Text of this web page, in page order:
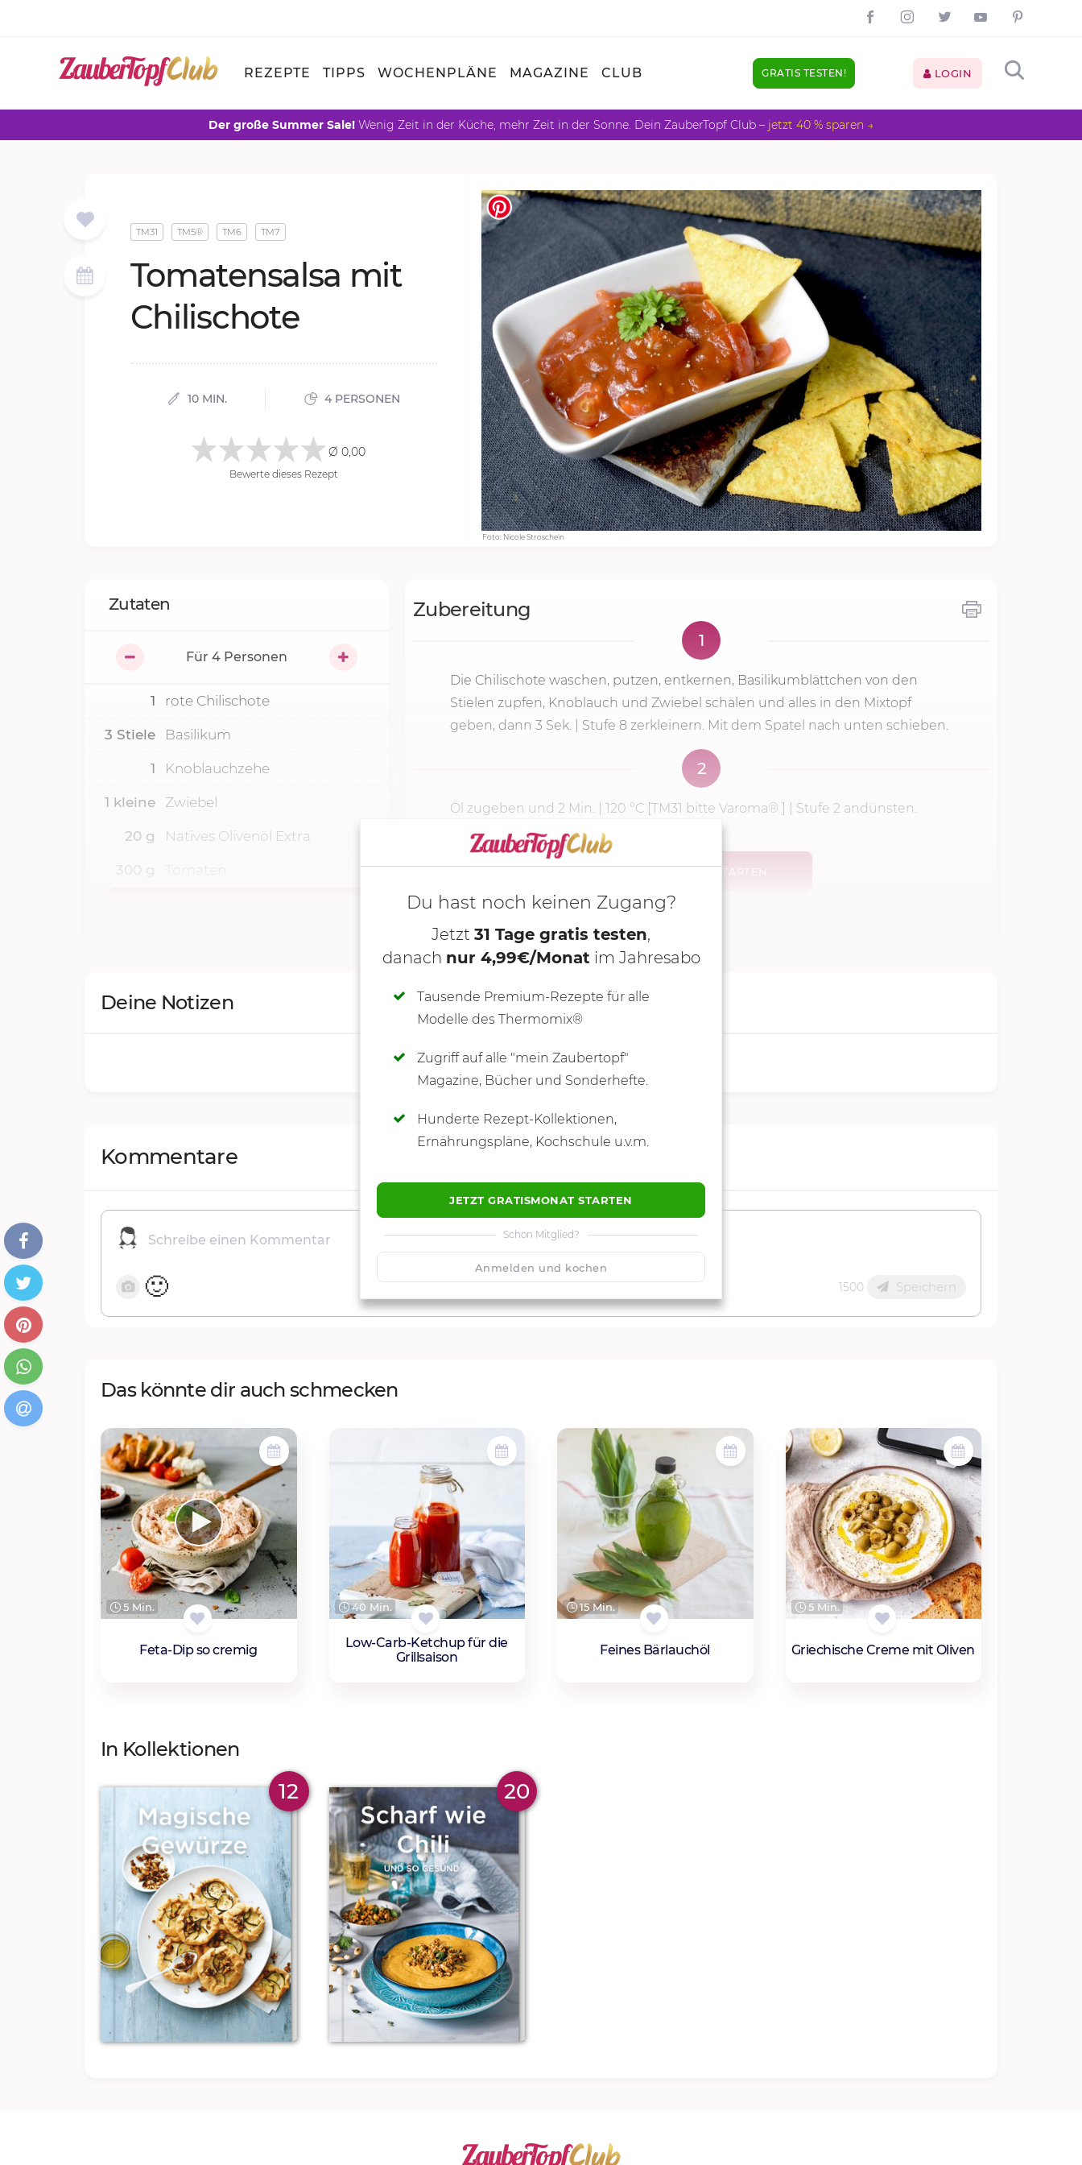
REZEPTE TIPPS WOCHENPLÄNE MAGAZINE CLUB GRATIS TESTEN! LOGIN
Der große Summer Sale! Wenig Zeit in der Küche, mehr Zeit in der Sonne. Dein ZauberTopf Club – jetzt 40 % sparen →
Foto: Nicole Stroschein
TM31 TM5® TM6 TM7
To­ma­ten­sal­sa mit
Chi­li­scho­te
10 MIN. 4 PERSONEN
Ø 0,00
Bewerte dieses Rezept
Zubereitung
1
Die Chilischote waschen, putzen, entkernen, Basilikumblättchen von den
Stielen zupfen, Knoblauch und Zwiebel schälen und alles in den Mixtopf
geben, dann 3 Sek. Stufe 8 zerkleinern. Mit dem Spatel nach unten schieben.
2
Öl zugeben und 2 Min. 120 °C [TM31 bitte Varoma® ] | Stufe 2 andünsten.
Zutaten
Für 4 Personen
1 rote Chilischote
3 Stiele Basilikum
1 Knoblauchzehe
1 kleine Zwiebel
20 g Natives Olivenöl Extra
300
Deine Notizen
SCHREIBE NEUE NOTIZ
Du hast noch keinen Zugang?
Jetzt 31 Tage gratis testen,
danach nur 4,99€/Monat im Jahresabo
Tausende Premium-Rezepte für alle
Modelle des Thermomix®
Zugriff auf alle "mein Zaubertopf"
Magazine, Bücher und Sonderhefte.
Hunderte Rezept-Kollektionen,
Ernährungspläne, Kochschule u.v.m.
JETZT GRATISMONAT STARTEN
Schon Mitglied?
Anmelden und kochen
Kommentare
🙂 1500 Speichern
Das könnte dir auch schmecken
5 Min.
Feta-Dip so cremig
40 Min.
Low-Carb-Ketchup für die
Grillsaison
15 Min.
Feines Bärlauchöl
5 Min.
Griechische Creme mit Oliven
In Kollektionen
12 20